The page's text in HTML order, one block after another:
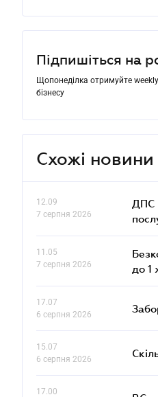
Підпишіться на
Щопонеділка отримуйте
бізнесу
Схожі новини
12.09
7 серпня 2026
ДПС
11.05
7 серпня 2026
до 1
17.07
6 серпня 2026
15.07
6 серпня 2026
17.00